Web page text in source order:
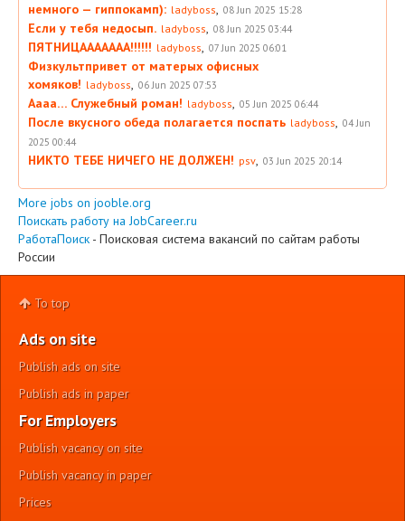
немного — гиппокамп): ladyboss, 08 Jun 2025 15:28
Если у тебя недосып. ladyboss, 08 Jun 2025 03:44
ПЯТНИЦААААААА!!!!!! ladyboss, 07 Jun 2025 06:01
Физкультпривет от матерых офисных
хомяков! ladyboss, 06 Jun 2025 07:53
Аааа… Служебный роман! ladyboss, 05 Jun 2025 06:44
После вкусного обеда полагается поспать ladyboss, 04 Jun
2025 00:44
НИКТО ТЕБЕ НИЧЕГО НЕ ДОЛЖЕН! psv, 03 Jun 2025 20:14
More jobs on jooble.org
Поискать работу на JobCareer.ru
РаботаПоиск - Поисковая система вакансий по сайтам работы
России
To top
Ads on site
Publish ads on site
Publish ads in paper
For Employers
Publish vacancy on site
Publish vacancy in paper
Prices